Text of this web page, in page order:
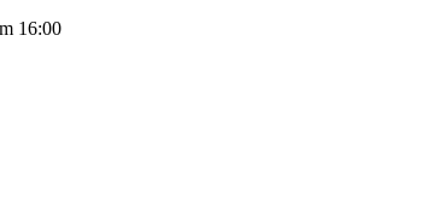
16:00